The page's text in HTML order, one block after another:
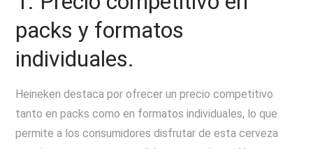
packs y formatos
individuales.
Heineken destaca por ofrecer un precio competitivo
tanto en packs como en formatos individuales, lo que
permite a los consumidores disfrutar de esta cerveza